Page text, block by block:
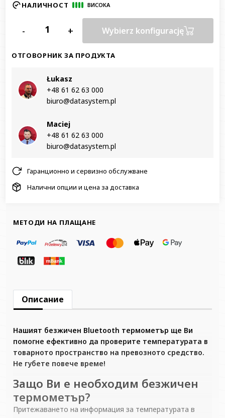
НАЛИЧНОСТ ВИСОКА
- + Wybierz konfigurację
ОТГОВОРНИК ЗА ПРОДУКТА
Łukasz
+48 61 62 63 000‬
biuro@datasystem.pl
Maciej
+48 61 62 63 000‬
biuro@datasystem.pl
Гаранционно и сервизно обслужване
Налични опции и цена за доставка
МЕТОДИ НА ПЛАЩАНЕ
Описание
Нашият безжичен Bluetooth термометър ще Ви
помогне ефективно да проверите температурата в
товарното пространство на превозното средство.
Не губете повече време!
Защо Ви е необходим безжичен
термометър?
Притежаването на информация за температурата в